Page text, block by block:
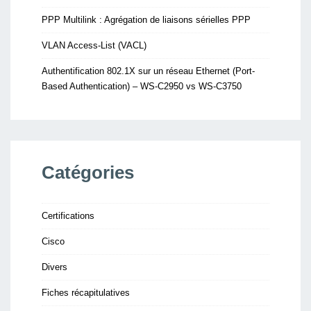
PPP Multilink : Agrégation de liaisons sérielles PPP
VLAN Access-List (VACL)
Authentification 802.1X sur un réseau Ethernet (Port-
Based Authentication) – WS-C2950 vs WS-C3750
Catégories
Certifications
Cisco
Divers
Fiches récapitulatives